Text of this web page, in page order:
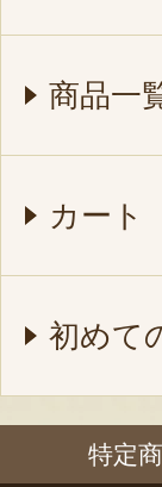
商品一
カート
初めて
特定